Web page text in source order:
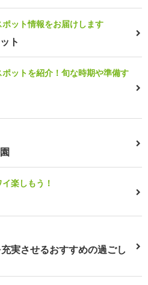
ット情報をお届けします
ト
ットを紹介！旬な時期や準備す
楽しもう！
実させるおすすめの過ごし